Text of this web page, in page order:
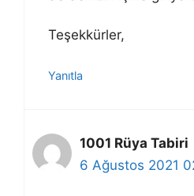
Teşekkürler,
Yanıtla
1001 Rüya Tabiri
6 Ağustos 2021